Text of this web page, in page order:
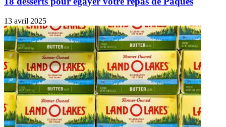
13 avril 2025